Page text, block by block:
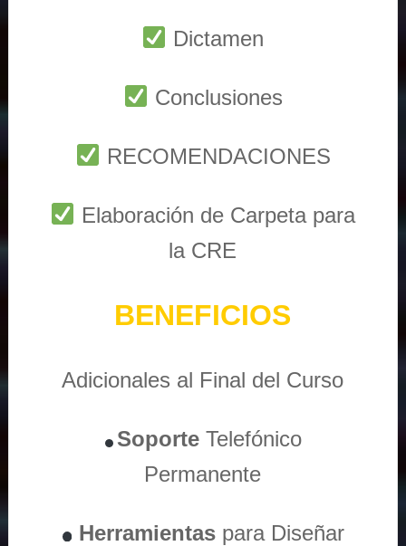
Dictamen
Conclusiones
RECOMENDACIONES
Elaboración de Carpeta para
la CRE
BENEFICIOS
Adicionales al Final del Curso
Soporte Telefónico
Permanente
Herramientas para Diseñar